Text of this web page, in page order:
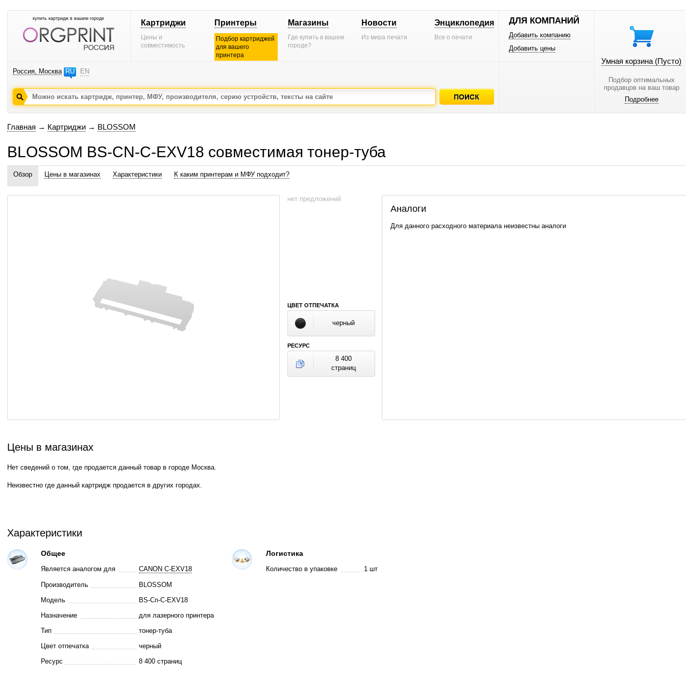
купить картридж в вашем городе Картриджи
Цены и
совместимость
Принтеры
Подбор картриджей
для вашего
принтера
Магазины
Где купить в вашем
городе?
Новости
Из мира печати
Энциклопедия
Все о печати
Россия, Москва RU EN
ДЛЯ КОМПАНИЙ
Добавить компанию
Добавить цены
Умная корзина (Пусто)
Подбор оптимальных
продавцов на ваш товар
Подробнее
Главная → Картриджи → BLOSSOM
BLOSSOM BS-CN-C-EXV18 совместимая тонер-туба
Обзор Цены в магазинах Характеристики К каким принтерам и МФУ подходит?
нет предложений
ЦВЕТ ОТПЕЧАТКА
черный
РЕСУРС
8 400
страниц
Аналоги
Для данного расходного материала неизвестны аналоги
Цены в магазинах
Нет сведений о том, где продается данный товар в городе Москва.
Неизвестно где данный картридж продается в других городах.
Характеристики
Общее
Является аналогом для CANON C-EXV18
Производитель
BLOSSOM
Модель
BS-Cn-C-EXV18
Назначение
для лазерного принтера
Тип
тонер-туба
Цвет отпечатка
черный
Ресурс
8 400 страниц
Логистика
Количество в упаковке 1 шт